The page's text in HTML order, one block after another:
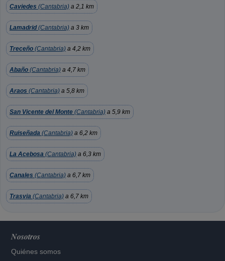
Caviedes (Cantabria) a 2,1 km
Lamadrid(Cantabria) a 3 km
Treceño (Cantabria) a 4,2 km
Abaño (Cantabria) a 4,7 km
Araos (Cantabria) a 5,8 km
San Vicente del Monte (Cantabria) a 5,9 km
Ruiseñada (Cantabria) a 6,2 km
La Acebosa (Cantabria) a 6,3 km
Canales (Cantabria) a 6,7 km
Trasvia (Cantabria) a 6,7 km
Nosotros
Quiénes somos